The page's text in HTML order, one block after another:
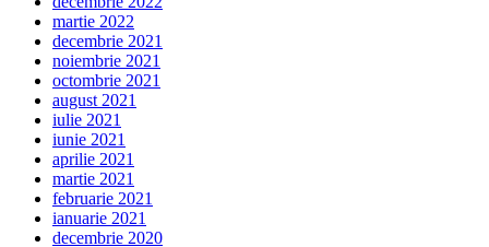
martie 2022
decembrie 2021
noiembrie 2021
octombrie 2021
august 2021
iulie 2021
iunie 2021
aprilie 2021
martie 2021
februarie 2021
ianuarie 2021
decembrie 2020